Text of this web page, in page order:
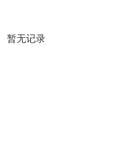
暂无记录